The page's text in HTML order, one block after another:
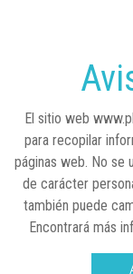
El sitio web
para recopilar
páginas web. No se
de carácter
también puede
Encontrará más